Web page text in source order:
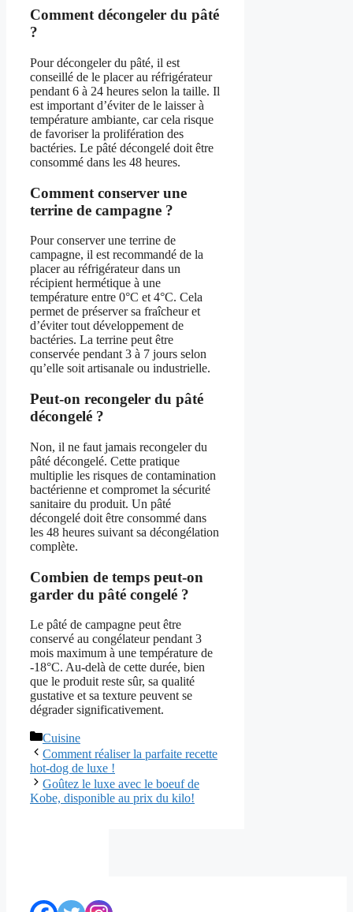
Comment décongeler du pâté
?
Pour décongeler du pâté, il est
conseillé de le placer au réfrigérateur
pendant 6 à 24 heures selon la taille. Il
est important d’éviter de le laisser à
température ambiante, car cela risque
de favoriser la prolifération des
bactéries. Le pâté décongelé doit être
consommé dans les 48 heures.
Comment conserver une
terrine de campagne ?
Pour conserver une terrine de
campagne, il est recommandé de la
placer au réfrigérateur dans un
récipient hermétique à une
température entre 0°C et 4°C. Cela
permet de préserver sa fraîcheur et
d’éviter tout développement de
bactéries. La terrine peut être
conservée pendant 3 à 7 jours selon
qu’elle soit artisanale ou industrielle.
Peut-on recongeler du pâté
décongelé ?
Non, il ne faut jamais recongeler du
pâté décongelé. Cette pratique
multiplie les risques de contamination
bactérienne et compromet la sécurité
sanitaire du produit. Un pâté
décongelé doit être consommé dans
les 48 heures suivant sa décongélation
complète.
Combien de temps peut-on
garder du pâté congelé ?
Le pâté de campagne peut être
conservé au congélateur pendant 3
mois maximum à une température de
-18°C. Au-delà de cette durée, bien
que le produit reste sûr, sa qualité
gustative et sa texture peuvent se
dégrader significativement.
Catégories
Cuisine
Comment réaliser la parfaite recette
hot-dog de luxe !
Goûtez le luxe avec le boeuf de
Kobe, disponible au prix du kilo!